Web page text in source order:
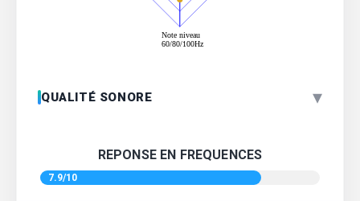
QUALITÉ SONORE ▾
REPONSE EN FREQUENCES
7.9/10